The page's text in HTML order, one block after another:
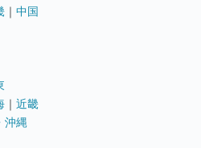
｜ 中国
｜ 近畿
沖縄